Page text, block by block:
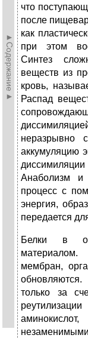
►Содержание►
что
после
как
при этом
Синтез
веществ из
кровь,
Распад
неразрывно
аккумуляцию
Анаболизм и
процесс с
энергия,
передается
Белки в
мембран,
только за